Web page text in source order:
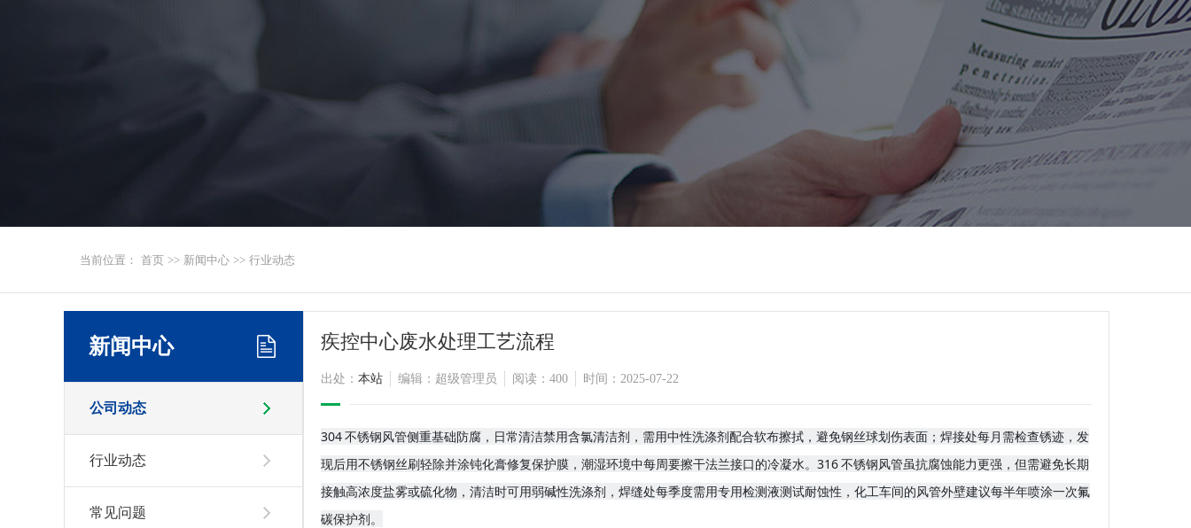
当前位置： 首页 >> 新闻中心 >> 行业动态
新闻中心
公司动态
行业动态
常见问题
疾控中心废水处理工艺流程
出处： 本站 编辑：超级管理员 阅读：400 时间：2025-07-22
304 不锈钢风管侧重基础防腐，日常清洁禁用含氯清洁剂，需用中性洗涤剂配合软布擦拭，避免钢丝球划伤表面；焊接处每月需检查锈迹，发
现后用不锈钢丝刷轻除并涂钝化膏修复保护膜，潮湿环境中每周要擦干法兰接口的冷凝水。316 不锈钢风管虽抗腐蚀能力更强，但需避免长期
接触高浓度盐雾或硫化物，清洁时可用弱碱性洗涤剂，焊缝处每季度需用专用检测液测试耐蚀性，化工车间的风管外壁建议每半年喷涂一次氟
碳保护剂。